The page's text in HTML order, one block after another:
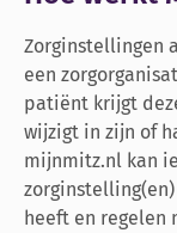
Zorginstellingen
een
patiënt krijgt
wijzigt in zijn of
mijnmitz.nl kan
heeft en regelen